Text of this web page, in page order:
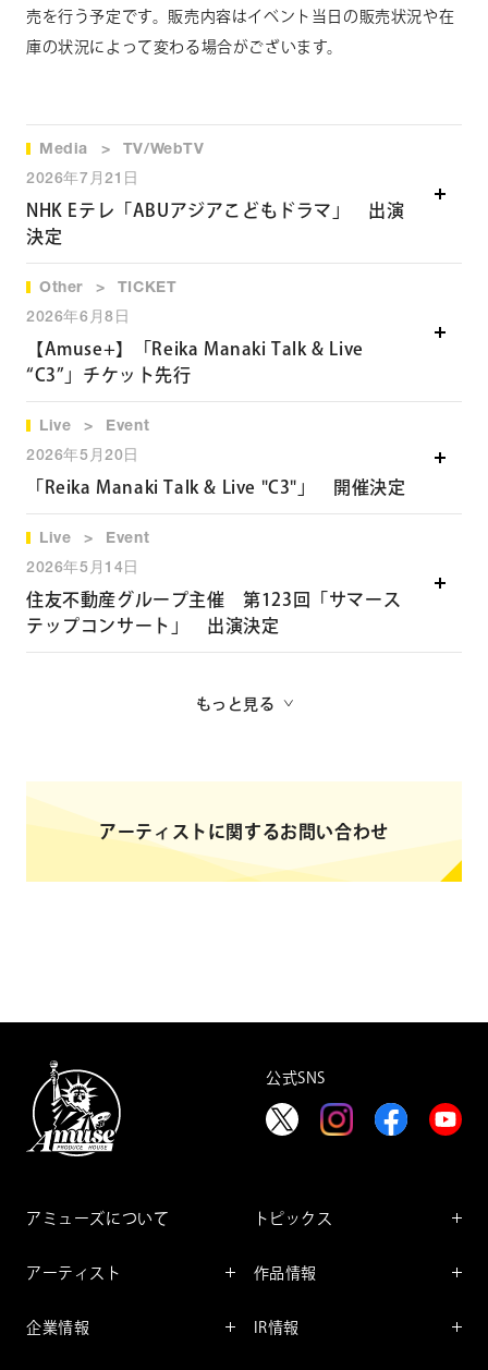
売を行う予定です。販売内容はイベント当日の販売状況や在
庫の状況によって変わる場合がございま す。
Media
TV/WebTV
2026年7月21日
NHK Eテレ「ABUアジアこどもドラマ」 出演
決定
NHK Eテレ「ABUアジアこどもドラマ」
2026年8月13日（木）9:25～10:0
（NHK制作）
佐々木舞 役
▽NHKABUアジアこどもドラマ」オフィシャルサイト
https://www.web.nhk/tv/pl/seri
VJNXMY9Y41#program
Other
TICKET
2026年6月8日
【Amuse+】「Reika Manaki Talk & Live
“C3”」チケット先行
詳細ページへ
Live
Event
2026年5月20日
「Reika Manaki Talk & Live "C3"」 開催決定
愛希の歌声をぜひ
お楽しみください！
「Reika Manaki Talk & Live “C3”」
Live
Event
2026年5月14日
住友不動産グループ主催 第123回「サマース
テップコンサート」 出演決定
住友不動産グループ主催 第123回「サマーステップコンサ
開演：18:30
もっと見る
アーティストに関するお問い合わせ
公式SNS
アミューズについて
アーティスト
企業情報
トピックス
レポート
作品情報
IR情報